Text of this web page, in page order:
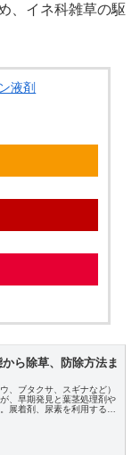
、イネ科雑草の駆
液剤
ら除草、防除方法ま
、ブタクサ、スギナなど）
、早期発見と葉茎処理剤や
展着剤、尿素を利用するこ